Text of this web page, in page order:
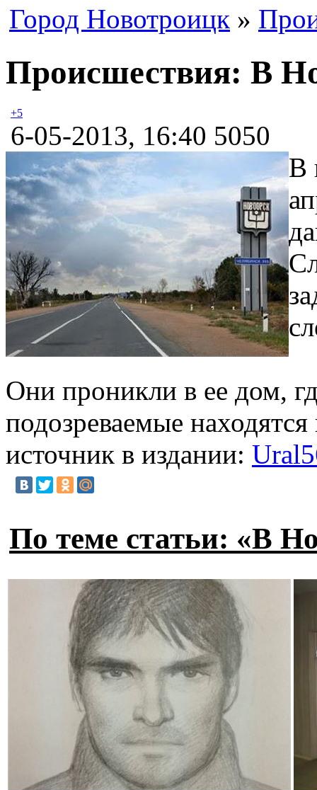
Город Новотроицк »
Происшествия: В
+5
6-05-2013, 16:40 5050
В
Они проникли в ее дом,
подозреваемые
источник в издании:
По теме статьи: «В